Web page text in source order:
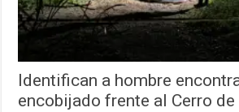
Identifican a hombre
encobijado frente al Cerro de